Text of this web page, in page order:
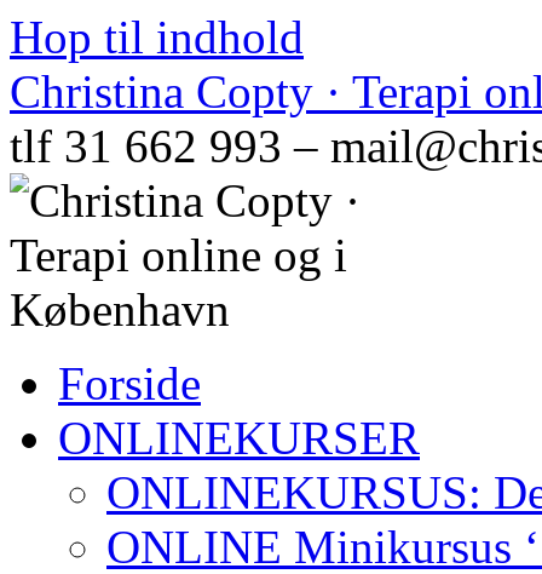
Hop til indhold
Christina Copty · Terapi
tlf 31 662 993 –
Forside
ONLINEKURSER
ONLINEKURSUS:
ONLINE Minikursus